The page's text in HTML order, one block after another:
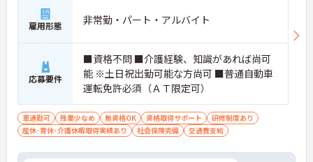
雇用形態 非常勤・パート・アルバイト
応募要件
■資格不問 ■介護経験、知識があれば尚可
能 ※土日祝出勤可能な方尚可 ■普通自動車
運転免許必須（ＡＴ限定可）
車通勤可 残業少なめ 無資格OK 資格取得サポート
研修制度あり
産休･育休･介護休暇取得実績あり
社会保険完備 交通費支給